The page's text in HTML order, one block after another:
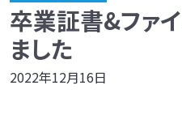
卒業証書&ファ
ました
2022年12月16日